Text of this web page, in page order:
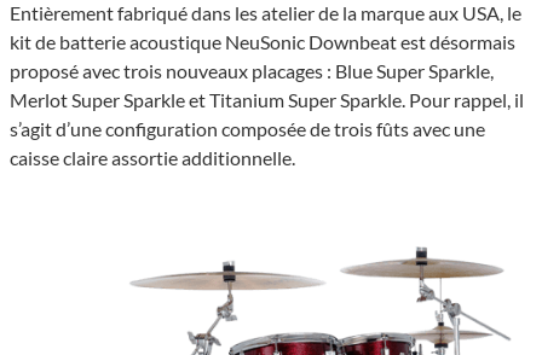
Entiè­re­ment fabriqué dans les atelier de la marque aux USA, le
kit de batte­rie acous­tique NeuSo­nic Down­beat est désor­mais
proposé avec trois nouveaux placages : Blue Super Sparkle,
Merlot Super Sparkle et Tita­nium Super Sparkle. Pour rappel, il
s’agit d’une confi­gu­ra­tion compo­sée de trois fûts avec une
caisse claire assor­tie addi­tion­nelle.